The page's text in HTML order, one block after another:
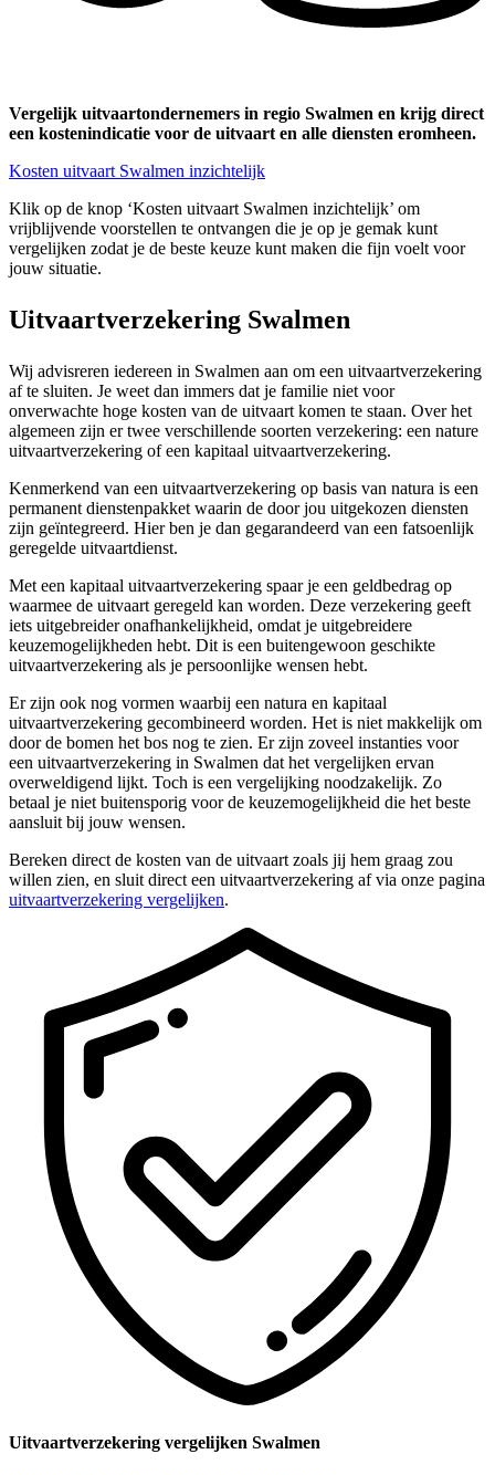
Vergelijk uitvaartondernemers in regio Swalmen en krijg direct
een kostenindicatie voor de uitvaart en alle diensten eromheen.
Kosten uitvaart Swalmen inzichtelijk
Klik op de knop ‘Kosten uitvaart Swalmen inzichtelijk’ om
vrijblijvende voorstellen te ontvangen die je op je gemak kunt
vergelijken zodat je de beste keuze kunt maken die fijn voelt voor
jouw situatie.
Uitvaartverzekering Swalmen
Wij advisreren iedereen in Swalmen aan om een uitvaartverzekering
af te sluiten. Je weet dan immers dat je familie niet voor
onverwachte hoge kosten van de uitvaart komen te staan. Over het
algemeen zijn er twee verschillende soorten verzekering: een nature
uitvaartverzekering of een kapitaal uitvaartverzekering.
Kenmerkend van een uitvaartverzekering op basis van natura is een
permanent dienstenpakket waarin de door jou uitgekozen diensten
zijn geïntegreerd. Hier ben je dan gegarandeerd van een fatsoenlijk
geregelde uitvaartdienst.
Met een kapitaal uitvaartverzekering spaar je een geldbedrag op
waarmee de uitvaart geregeld kan worden. Deze verzekering geeft
iets uitgebreider onafhankelijkheid, omdat je uitgebreidere
keuzemogelijkheden hebt. Dit is een buitengewoon geschikte
uitvaartverzekering als je persoonlijke wensen hebt.
Er zijn ook nog vormen waarbij een natura en kapitaal
uitvaartverzekering gecombineerd worden. Het is niet makkelijk om
door de bomen het bos nog te zien. Er zijn zoveel instanties voor
een uitvaartverzekering in Swalmen dat het vergelijken ervan
overweldigend lijkt. Toch is een vergelijking noodzakelijk. Zo
betaal je niet buitensporig voor de keuzemogelijkheid die het beste
aansluit bij jouw wensen.
Bereken direct de kosten van de uitvaart zoals jij hem graag zou
willen zien, en sluit direct een uitvaartverzekering af via onze pagina
uitvaartverzekering vergelijken.
Uitvaartverzekering vergelijken Swalmen